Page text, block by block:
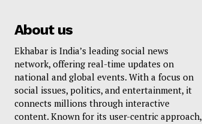
About us
Ekhabar is India’s leading social news
network, offering real-time updates on
national and global events. With a focus on
social issues, politics, and entertainment, it
connects millions through interactive
content. Known for its user-centric approach,